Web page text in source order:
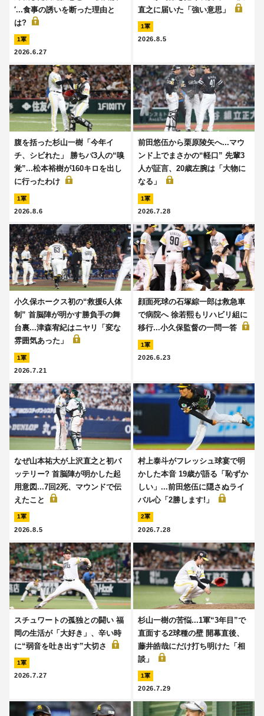
′...食事の誘いを断った理由と
は?
1軍
2026.6.27
直之に届いた「強い意思」
1軍
2026.8.5
腹を括った杉山一樹「今年イ
チ、シビれた」 勝ちパ3人の“嗅
覚”...松本裕樹が160キロを出し
に行ったわけ
1軍
2026.8.6
前田悠伍から栗原陵矢へ...マウ
ンド上でまさかの“軽口” 先輩3
人が証言、20歳左腕は「大物に
なる」
1軍
2026.7.28
小久保ホークス初の“救援6人体
制” 首脳陣が明かす勝負手の舞
台裏...津森宥紀はニヤリ「変な
雰囲気あった」
1軍
2026.7.21
顔面死球の石塚綜一郎は救急車
で病院へ 徐若熙もリハビリ組に
移行...小久保監督の一問一答
1軍
2026.6.23
なぜ山本祐大が上沢直之と初バ
ッテリー? 首脳陣が明かした起
用意図...7回2死、マウンドで伝
えたこと
1軍
2026.8.5
村上泰斗がフレッシュ球宴で明
かした本音 19歳が語る「恥ずか
しい」...前田悠伍に隠さぬライ
バル心「2勝します!」
2軍
2026.7.28
スチュワートの孤独との闘い 福
岡の生活が「大好き」、辛い時
に“弱音を吐き出す”大切さ
1軍
2026.7.27
杉山一樹の苦悩...1軍“3年目”で
直面する2球種の壁 開幕直後、
藤井皓哉にだけ打ち明けた「相
談」
1軍
2026.7.29